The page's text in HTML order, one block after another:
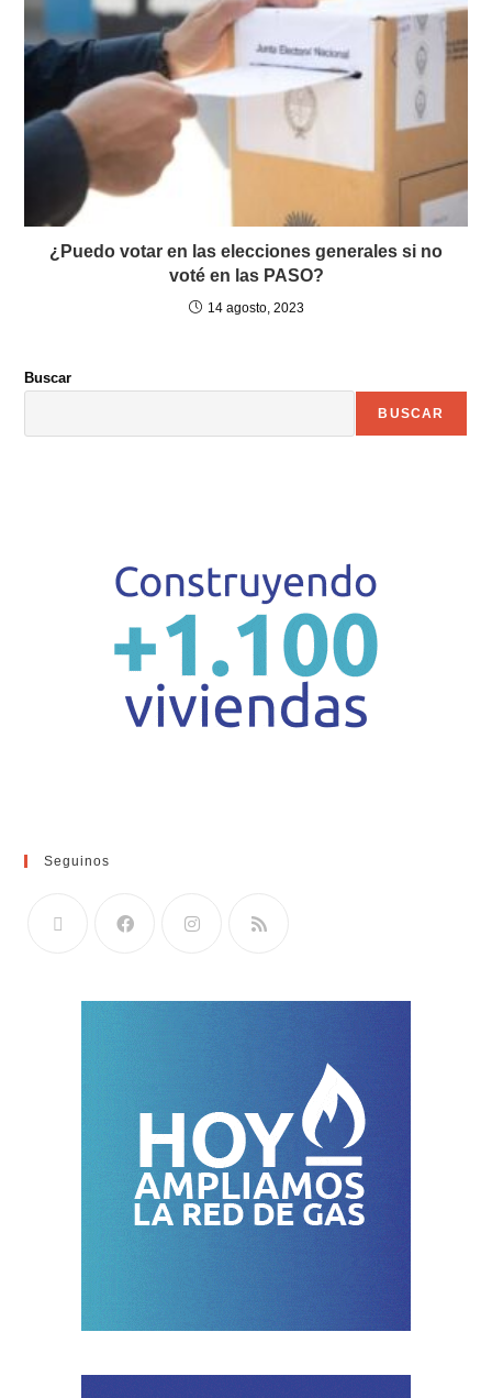
¿Puedo votar en las elecciones generales si no
voté en las PASO?
14 agosto, 2023
Buscar
BUSCAR
Seguinos